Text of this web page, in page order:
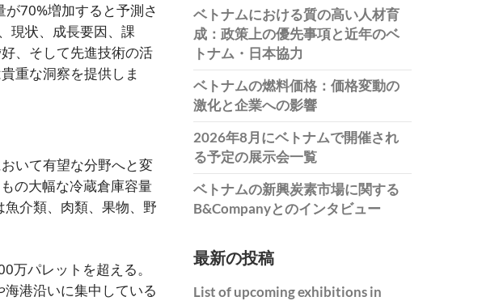
70%増加すると予測さ
現状、成長要因、課
、そして先進技術の活
重な洞察を提供しま
いて有望な分野へと変
の大幅な冷蔵倉庫容量
介類、肉類、果物、野
パレットを超える。
港沿いに集中している
ベトナムにおける質の高い人材育
成：政策上の優先事項と近年のベ
トナム・日本協力
ベトナムの燃料価格：価格変動の
激化と企業への影響
2026年8月にベトナムで開催され
る予定の展示会一覧
ベトナムの新興炭素市場に関する
B&Companyとのインタビュー
最新の投稿
List of upcoming exhibitions in